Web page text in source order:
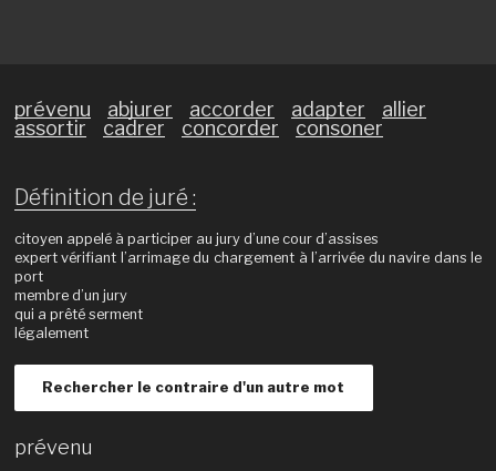
prévenu abjurer accorder adapter
allier
assortir
cadrer concorder consoner
Définition de juré :
citoyen appelé à participer au jury d’une cour d’assises
expert vérifiant l’arrimage du chargement à l’arrivée du navire dans le
port
membre d’un jury
qui a prêté serment
légalement
Rechercher le contraire d'un autre mot
prévenu